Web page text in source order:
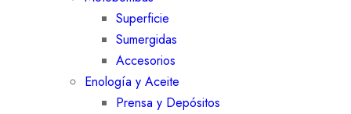
Superficie
Sumergidas
Accesorios
Enología y Aceite
Prensa y Depósitos